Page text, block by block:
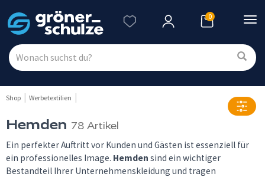
0
Shop Werbetextilien
Hemden 78 Artikel
Ein perfekter Auftritt vor Kunden und Gästen ist essenziell für
ein professionelles Image. Hemden sind ein wichtiger
Bestandteil Ihrer Unternehmenskleidung und tragen